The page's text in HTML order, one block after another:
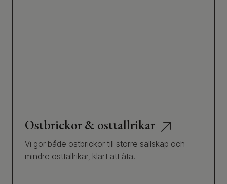
Ostbrickor & osttallrikar
Vi gör både ostbrickor till större sällskap och
mindre osttallrikar, klart att äta.